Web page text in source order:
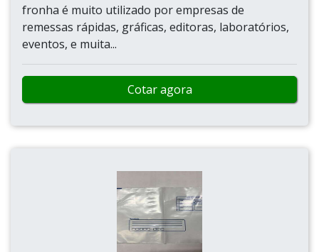
fronha é muito utilizado por empresas de
remessas rápidas, gráficas, editoras, laboratórios,
eventos, e muita...
Cotar agora